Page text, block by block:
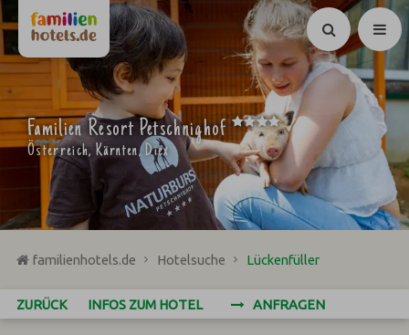
Suchen
Familien Resort Petschnighof ****
Österreich, Kärnten, Diex
familienhotels.de Hotelsuche Lückenfüller
ZURÜCK INFOS ZUM HOTEL ANFRAGEN